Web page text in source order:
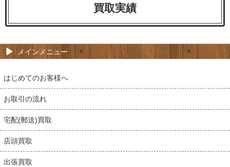
買取実績
メインメニュー
はじめてのお客様へ
お取引の流れ
宅配(郵送)買取
店頭買取
出張買取